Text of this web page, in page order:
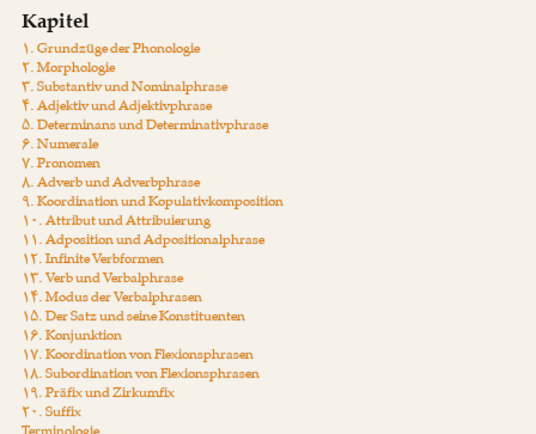
Kapitel
۱. Grundzüge der Phonologie
۲. Morphologie
۳. Substantiv und Nominalphrase
۴. Adjektiv und Adjektivphrase
۵. Determinans und Determinativphrase
۶. Numerale
۷. Pronomen
۸. Adverb und Adverbphrase
۹. Koordination und Kopulativkomposition
۱۰. Attribut und Attribuierung
۱۱. Adposition und Adpositionalphrase
۱۲. Infinite Verbformen
۱۳. Verb und Verbalphrase
۱۴. Modus der Verbalphrasen
۱۵. Der Satz und seine Konstituenten
۱۶. Konjunktion
۱۷. Koordination von Flexionsphrasen
۱۸. Subordination von Flexionsphrasen
۱۹. Präfix und Zirkumfix
۲۰. Suffix